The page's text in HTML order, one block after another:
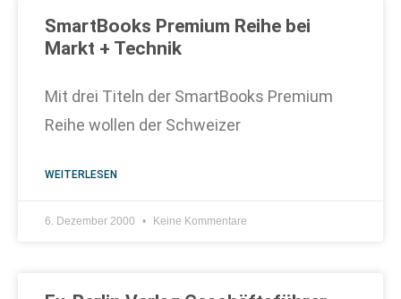
SmartBooks Premium Reihe bei
Markt + Technik
Mit drei Titeln der SmartBooks Premium
Reihe wollen der Schweizer
WEITERLESEN
6. Dezember 2000 Keine Kommentare